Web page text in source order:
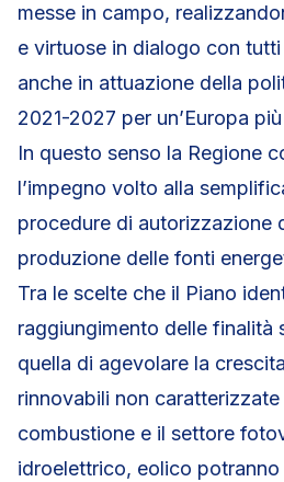
messe in campo,
e virtuose in dialogo con
anche in attuazione della
2021-2027 per un’Europa
In questo senso la Regione
l’impegno volto alla
procedure di autorizzazione
produzione delle fonti
Tra le scelte che il Piano
raggiungimento delle finalità
quella di agevolare la
rinnovabili non
combustione e il settore
idroelettrico, eolico potranno